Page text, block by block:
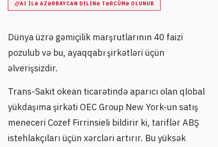
AI ILƏ AZƏRBAYCAN DILINƏ TƏRCÜMƏ OLUNUB
Dünya üzrə gəmiçilik marşrutlarının 40 faizi
pozulub və bu, ayaqqabı şirkətləri üçün
əlverişsizdir.
Trans-Sakit okean ticarətində aparıcı olan qlobal
yükdaşıma şirkəti OEC Group New York-un satış
meneceri Cozef Firrinsieli bildirir ki, tariflər ABŞ
istehlakçıları üçün xərcləri artırır. Bu yüksək